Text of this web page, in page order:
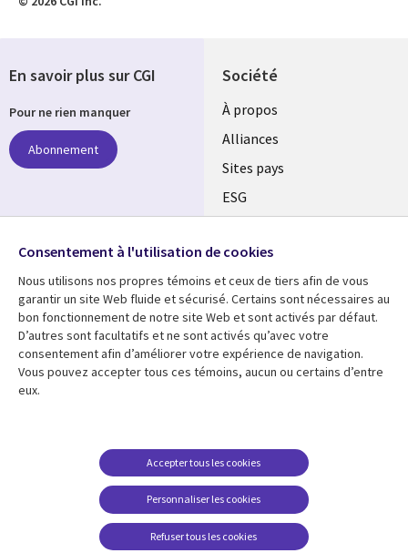
Société
À propos
Alliances
Sites pays
ESG
Fusions
Salle de presse
Ressources
Articles
Études de cas
Baladodiffusions
Support
Restrictions et
conditions juridiques
Carrières FAQ
Centre de gestion des
En savoir plus sur CGI
Pour ne rien manquer
Abonnement
Suivez-nous
Social
Media
Global
FR
Consentement à l'utilisation de cookies
Nous utilisons nos propres témoins et ceux de tiers afin de vous
garantir un site Web fluide et sécurisé. Certains sont nécessaires au
bon fonctionnement de notre site Web et sont activés par défaut.
D’autres sont facultatifs et ne sont activés qu’avec votre
consentement afin d’améliorer votre expérience de navigation.
Vous pouvez accepter tous ces témoins, aucun ou certains d’entre
eux.
Personnaliser les cookies
Accepter tous les cookies
Refuser tous les cookies